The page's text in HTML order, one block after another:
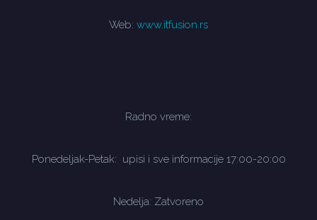
Web: www.itfusion.rs
Radno vreme:
Ponedeljak-Petak: upisi i sve informacije 17:00-20:00
Nedelja: Zatvoreno